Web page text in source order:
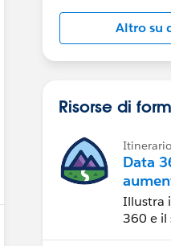
Altro su
Risorse di
Itinerario
Data
dei dati
Illustra
360 e il